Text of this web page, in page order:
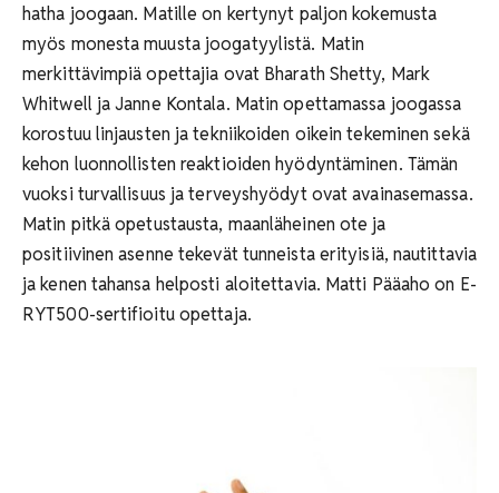
hatha joogaan. Matille on kertynyt paljon kokemusta
myös monesta muusta joogatyylistä. Matin
merkittävimpiä opettajia ovat Bharath Shetty, Mark
Whitwell ja Janne Kontala. Matin opettamassa joogassa
korostuu linjausten ja tekniikoiden oikein tekeminen sekä
kehon luonnollisten reaktioiden hyödyntäminen. Tämän
vuoksi turvallisuus ja terveyshyödyt ovat avainasemassa.
Matin pitkä opetustausta, maanläheinen ote ja
positiivinen asenne tekevät tunneista erityisiä, nautittavia
ja kenen tahansa helposti aloitettavia. Matti Pääaho on E-
RYT500-sertifioitu opettaja.